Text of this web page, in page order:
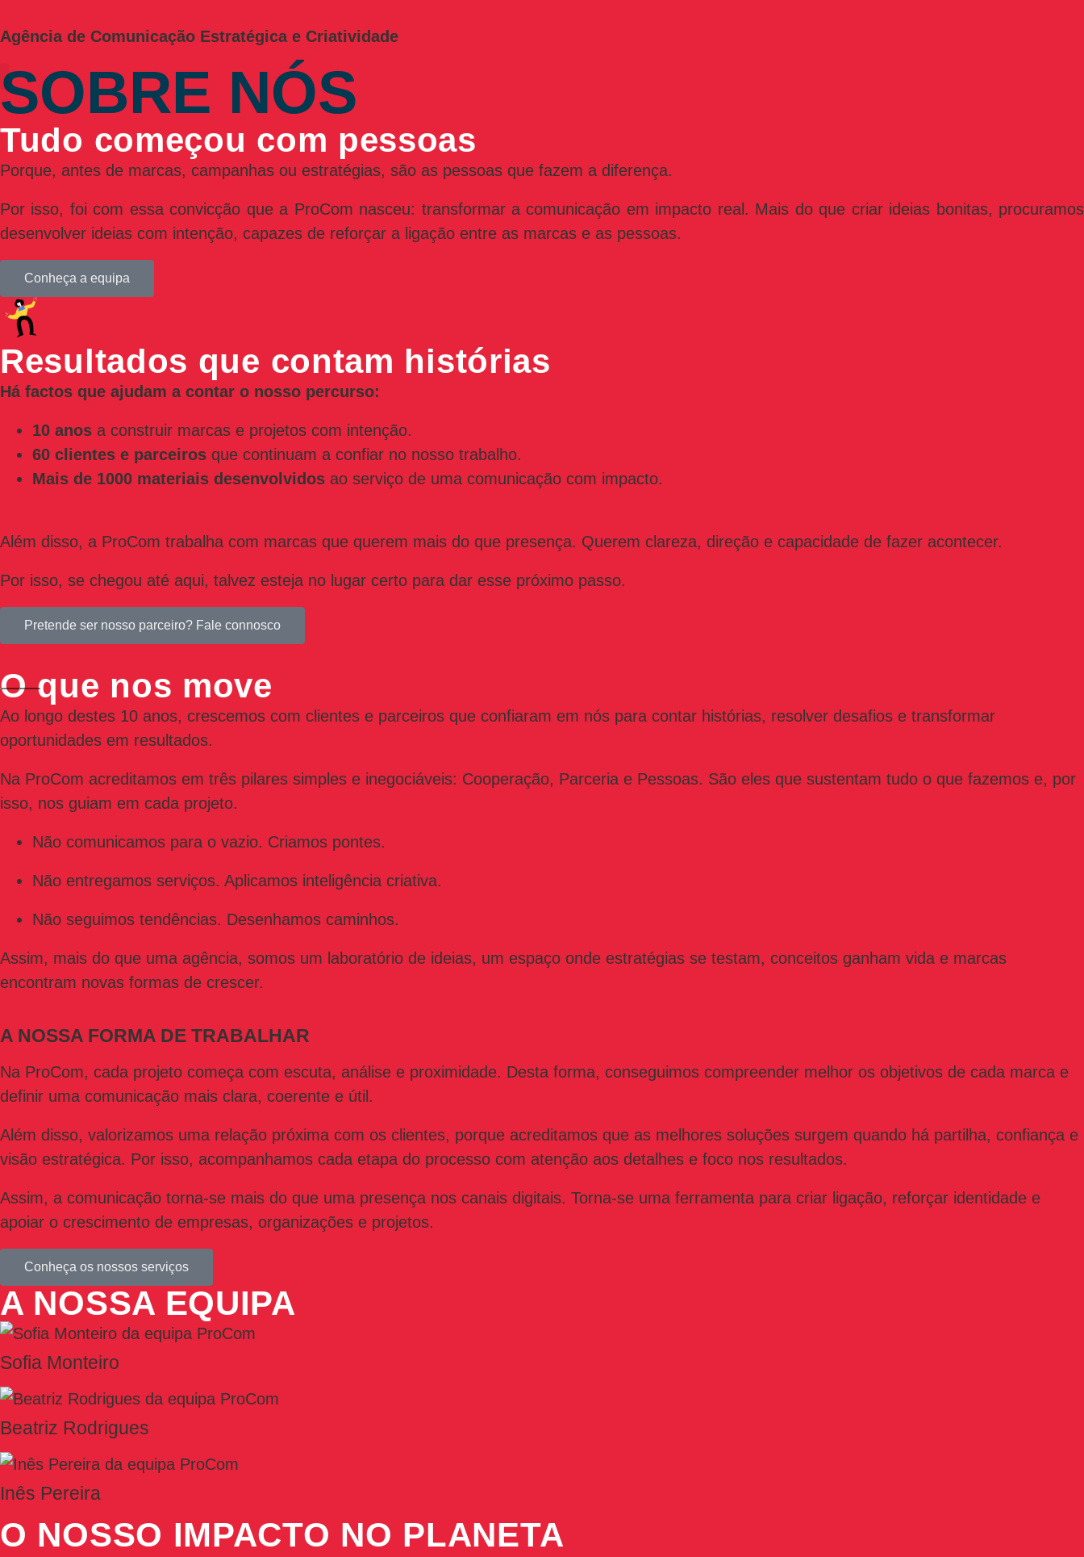
Agência de Comunicação Estratégica e Criatividade
SOBRE NÓS
Tudo começou com pessoas
Porque, antes de marcas, campanhas ou estratégias, são as pessoas que fazem a diferença.
Por isso, foi com essa convicção que a ProCom nasceu: transformar a comunicação em impacto real. Mais do que criar ideias bonitas, procuramos
desenvolver ideias com intenção, capazes de reforçar a ligação entre as marcas e as pessoas.
Conheça a equipa
Resultados que contam histórias
Há factos que ajudam a contar o nosso percurso:
10 anos a construir marcas e projetos com intenção.
60 clientes e parceiros que continuam a confiar no nosso trabalho.
Mais de 1000 materiais desenvolvidos ao serviço de uma comunicação com impacto.
Além disso, a ProCom trabalha com marcas que querem mais do que presença. Querem clareza, direção e capacidade de fazer acontecer.
Por isso, se chegou até aqui, talvez esteja no lugar certo para dar esse próximo passo.
Pretende ser nosso parceiro? Fale connosco
O que nos move
Ao longo destes 10 anos, crescemos com clientes e parceiros que confiaram em nós para contar histórias, resolver desafios e transformar
oportunidades em resultados.
Na ProCom acreditamos em três pilares simples e inegociáveis: Cooperação, Parceria e Pessoas. São eles que sustentam tudo o que fazemos e, por
isso, nos guiam em cada projeto.
Não comunicamos para o vazio. Criamos pontes.
Não entregamos serviços. Aplicamos inteligência criativa.
Não seguimos tendências. Desenhamos caminhos.
Assim, mais do que uma agência, somos um laboratório de ideias, um espaço onde estratégias se testam, conceitos ganham vida e marcas
encontram novas formas de crescer.
A NOSSA FORMA DE TRABALHAR
Na ProCom, cada projeto começa com escuta, análise e proximidade. Desta forma, conseguimos compreender melhor os objetivos de cada marca e
definir uma comunicação mais clara, coerente e útil.
Além disso, valorizamos uma relação próxima com os clientes, porque acreditamos que as melhores soluções surgem quando há partilha, confiança e
visão estratégica. Por isso, acompanhamos cada etapa do processo com atenção aos detalhes e foco nos resultados.
Assim, a comunicação torna-se mais do que uma presença nos canais digitais. Torna-se uma ferramenta para criar ligação, reforçar identidade e
apoiar o crescimento de empresas, organizações e projetos.
Conheça os nossos serviços
A NOSSA EQUIPA
Sofia Monteiro
Beatriz Rodrigues
Inês Pereira
O NOSSO IMPACTO NO PLANETA